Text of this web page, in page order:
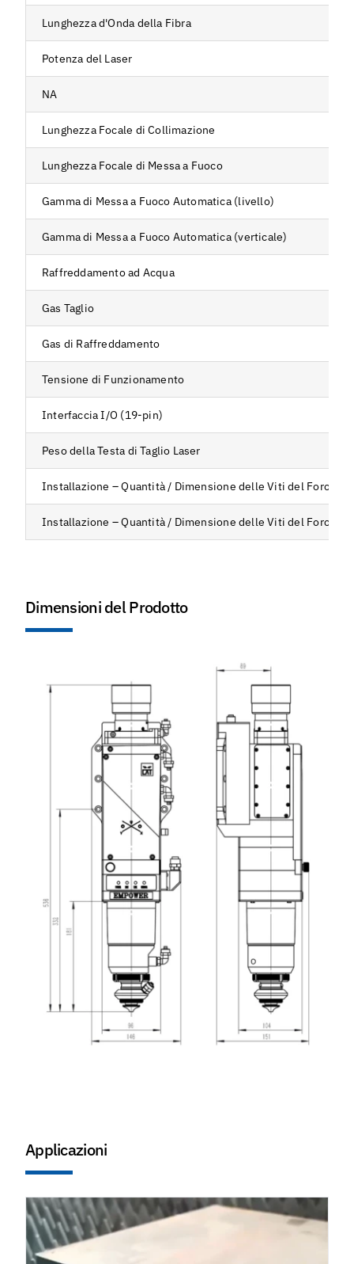
Lunghezza d'Onda della Fibra
Potenza del Laser
NA
Lunghezza Focale di Collimazione
Lunghezza Focale di Messa a Fuoco
Gamma di Messa a Fuoco Automatica (livello)
Gamma di Messa a Fuoco Automatica (verticale)
Raffreddamento ad Acqua
Gas Taglio
Gas di Raffreddamento
Tensione di Funzionamento
Interfaccia I/O (19-pin)
Peso della Testa di Taglio Laser
Installazione – Quantità / Dimensione delle Viti del Foro di
Installazione – Quantità / Dimensione delle Viti del Foro di
Dimensioni del Prodotto
Applicazioni